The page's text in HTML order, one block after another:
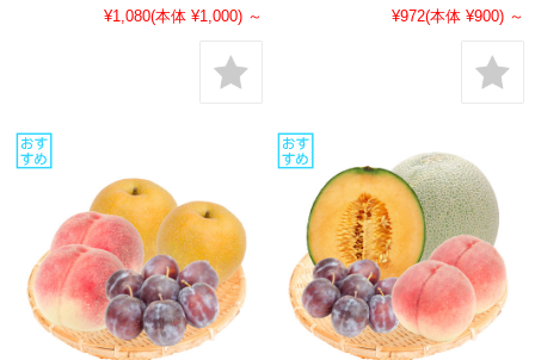
¥1,080(本体 ¥1,000) ～ ¥972(本体 ¥900) ～